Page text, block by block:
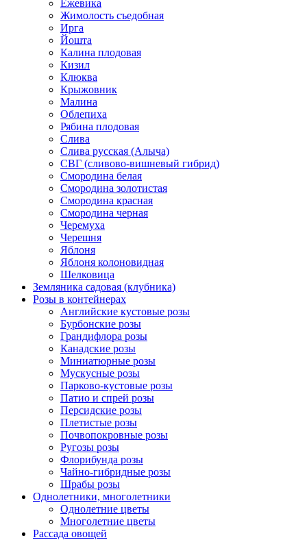
Ежевика
Жимолость съедобная
Ирга
Йошта
Калина плодовая
Кизил
Клюква
Крыжовник
Малина
Облепиха
Рябина плодовая
Слива
Слива русская (Алыча)
СВГ (сливово-вишневый гибрид)
Смородина белая
Смородина золотистая
Смородина красная
Смородина черная
Черемуха
Черешня
Яблоня
Яблоня колоновидная
Шелковица
Земляника садовая (клубника)
Розы в контейнерах
Английские кустовые розы
Бурбонские розы
Грандифлора розы
Канадские розы
Миниатюрные розы
Мускусные розы
Парково-кустовые розы
Патио и спрей розы
Персидские розы
Плетистые розы
Почвопокровные розы
Ругозы розы
Флорибунда розы
Чайно-гибридные розы
Шрабы розы
Однолетники, многолетники
Однолетние цветы
Многолетние цветы
Рассада овощей